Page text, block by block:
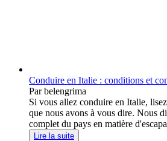
Conduire en Italie : conditions et
Par belengrima
Si vous allez conduire en Italie,
que nous avons à vous dire. Nous
complet du pays en matière
Lire la suite